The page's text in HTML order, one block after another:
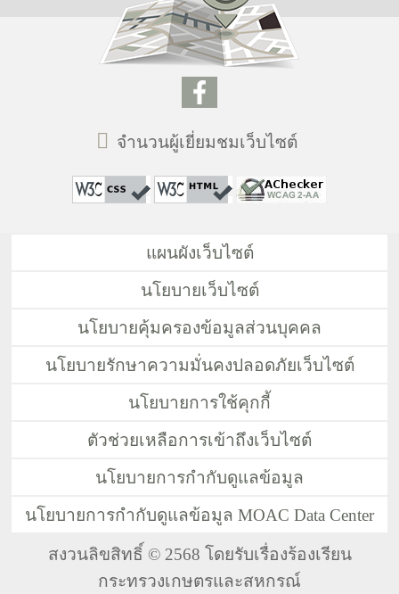
จำนวนผู้เยี่ยมชมเว็บไซต์
สงวนลิขสิทธิ์ © 2568 โดยรับเรื่องร้องเรียน
กระทรวงเกษตรและสหกรณ์
แผนผังเว็บไซต์
นโยบายเว็บไซต์
นโยบายคุ้มครองข้อมูลส่วนบุคคล
นโยบายรักษาความมั่นคงปลอดภัยเว็บไซต์
นโยบายการใช้คุกกี้
ตัวช่วยเหลือการเข้าถึงเว็บไซต์
นโยบายการกำกับดูแลข้อมูล
นโยบายการกำกับดูแลข้อมูล MOAC Data Center